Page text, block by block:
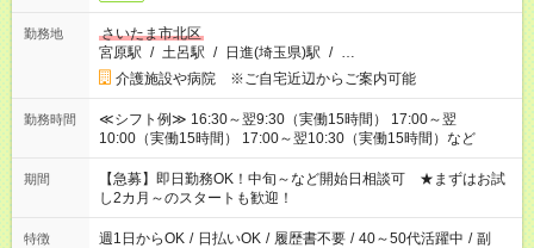
勤務地
さいたま市北区
宮原駅 / 土呂駅 / 日進(埼玉県)駅 / …
介護施設や病院 ※ご自宅近辺からご案内可能
勤務時間
≪シフト例≫ 16:30～翌9:30（実働15時間） 17:00～翌
10:00（実働15時間） 17:00～翌10:30（実働15時間）など
期間
【急募】即日勤務OK！中旬～など開始日相談可 ★まずはお試
し2カ月～のスタートも歓迎！
特徴 週1日からOK / 日払いOK / 履歴書不要 / 40～50代活躍中 / 副